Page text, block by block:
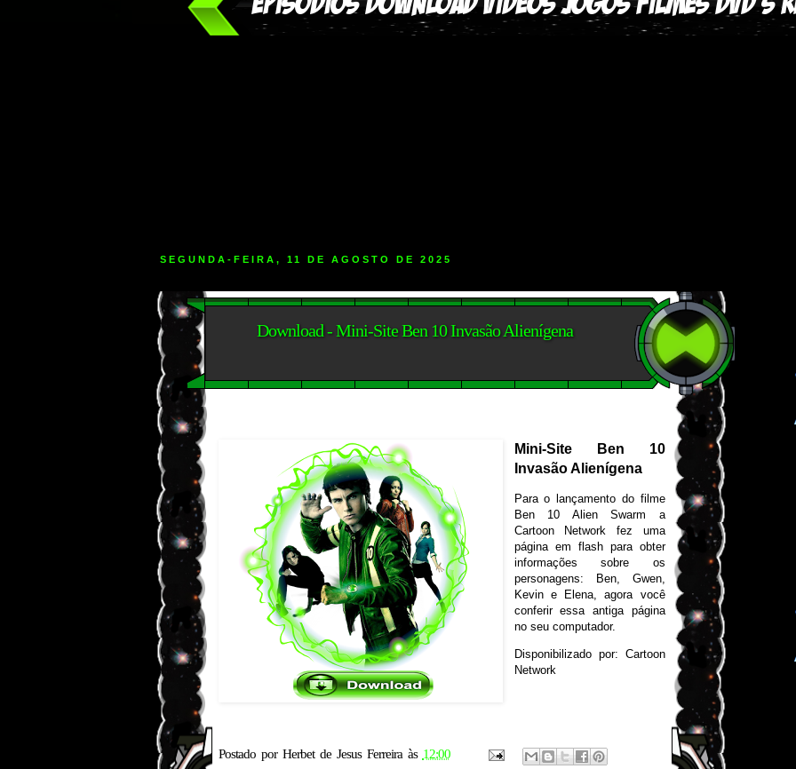
SEGUNDA-FEIRA, 11 DE AGOSTO DE 2025
Download - Mini-Site Ben 10 Invasão Alienígena
Mini-Site Ben 10
Invasão Alienígena
Para o lançamento do filme
Ben 10 Alien Swarm a
Cartoon Network fez uma
página em flash para obter
informações sobre os
personagens: Ben, Gwen,
Kevin e Elena, agora você
conferir essa antiga página
no seu computador.
Disponibilizado por: Cartoon
Network
Postado por Herbet de Jesus Ferreira às 12:00